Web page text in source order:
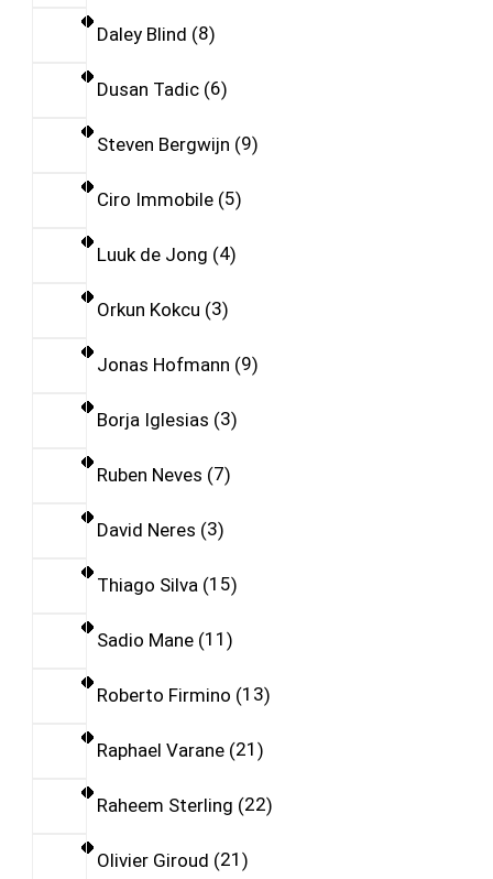
Daley Blind 8
Dusan Tadic 6
Steven Bergwijn 9
Ciro Immobile 5
Luuk de Jong 4
Orkun Kokcu 3
Jonas Hofmann 9
Borja Iglesias 3
Ruben Neves 7
David Neres 3
Thiago Silva 15
Sadio Mane 11
Roberto Firmino 13
Raphael Varane 21
Raheem Sterling 22
Olivier Giroud 21